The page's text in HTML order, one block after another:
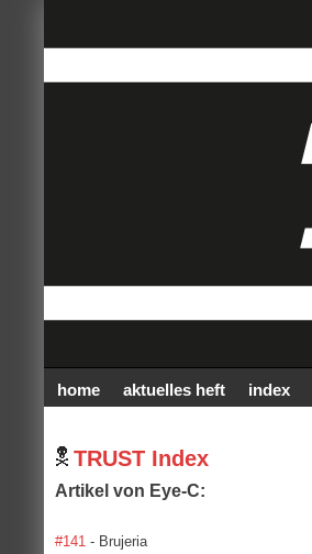
home aktuelles heft index
TRUST Index
Artikel von Eye-C:
#141 - Brujeria